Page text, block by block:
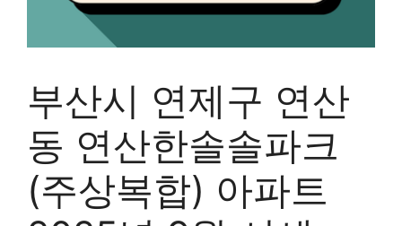
부산시 연제구 연산
동 연산한솔솔파크
(주상복합) 아파트